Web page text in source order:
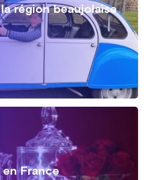
région beaujolaise
France